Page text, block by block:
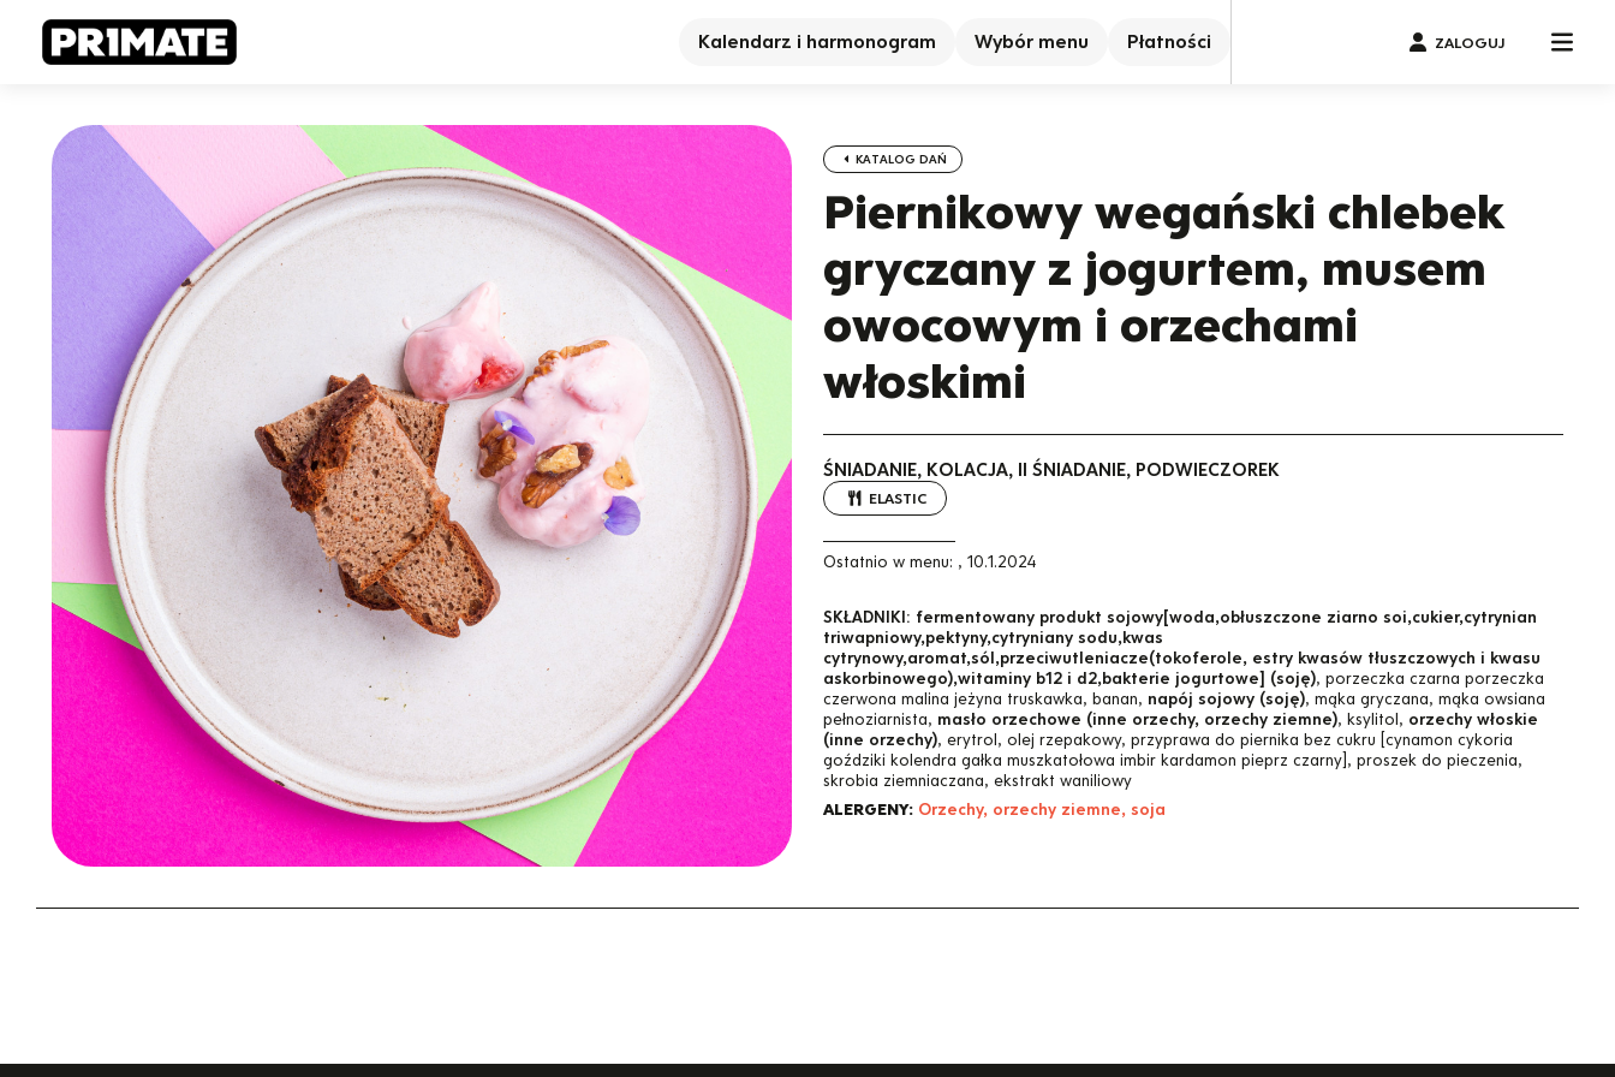
Kalendarz i harmonogram Wybór menu Płatności ZALOGUJ
KATALOG DAŃ
Piernikowy wegański chlebek
gryczany z jogurtem, musem
owocowym i orzechami
włoskimi
ŚNIADANIE, KOLACJA, II ŚNIADANIE, PODWIECZOREK
ELASTIC
Ostatnio w menu: , 10.1.2024
SKŁADNIKI: fermentowany produkt sojowy[woda,obłuszczone ziarno soi,cukier,cytrynian
triwapniowy,pektyny,cytryniany sodu,kwas
cytrynowy,aromat,sól,przeciwutleniacze(tokoferole, estry kwasów tłuszczowych i kwasu
askorbinowego),witaminy b12 i d2,bakterie jogurtowe] (soję), porzeczka czarna porzeczka
czerwona malina jeżyna truskawka, banan, napój sojowy (soję), mąka gryczana, mąka owsiana
pełnoziarnista, masło orzechowe (inne orzechy, orzechy ziemne), ksylitol, orzechy włoskie
(inne orzechy), erytrol, olej rzepakowy, przyprawa do piernika bez cukru [cynamon cykoria
goździki kolendra gałka muszkatołowa imbir kardamon pieprz czarny], proszek do pieczenia,
skrobia ziemniaczana, ekstrakt waniliowy
ALERGENY: Orzechy, orzechy ziemne, soja